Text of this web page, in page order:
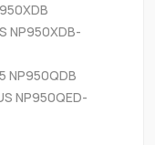
NP950XDB-
NP950QDB
NP950QED-